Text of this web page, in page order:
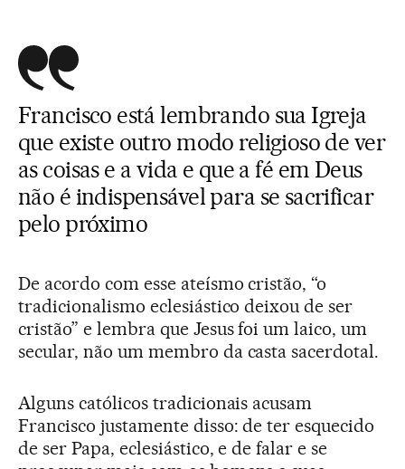
Francisco está lembrando sua Igreja
que existe outro modo religioso de ver
as coisas e a vida e que a fé em Deus
não é indispensável para se sacrificar
pelo próximo
De acordo com esse ateísmo cristão, “o
tradicionalismo eclesiástico deixou de ser
cristão” e lembra que Jesus foi um laico, um
secular, não um membro da casta sacerdotal.
Alguns católicos tradicionais acusam
Francisco justamente disso: de ter esquecido
de ser Papa, eclesiástico, e de falar e se